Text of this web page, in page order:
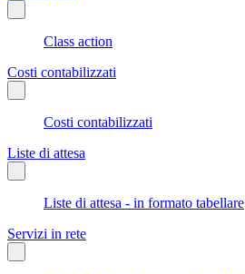
Class action
Costi contabilizzati
Costi contabilizzati
Liste di attesa
Liste di attesa - in formato tabellare
Servizi in rete